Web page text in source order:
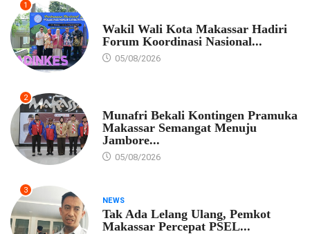
1
Wakil Wali Kota Makassar Hadiri
Forum Koordinasi Nasional...
05/08/2026
2
Munafri Bekali Kontingen Pramuka
Makassar Semangat Menuju
Jambore...
05/08/2026
3
NEWS
Tak Ada Lelang Ulang, Pemkot
Makassar Percepat PSEL...